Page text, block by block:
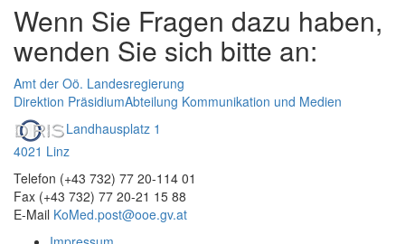
Wenn Sie Fragen dazu haben,
wenden Sie sich bitte an:
Amt der Oö. Landesregierung
Direktion PräsidiumAbteilung Kommunikation und Medien
Landhausplatz 1
4021 Linz
Telefon (+43 732) 77 20-114 01
Fax (+43 732) 77 20-21 15 88
E-Mail KoMed.post@ooe.gv.at